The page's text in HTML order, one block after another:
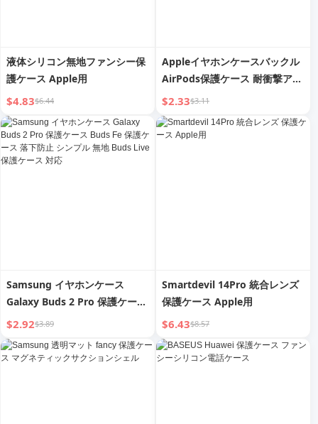
液体シリコン無地ファンシー保
護ケース Apple用
$4.83$6.44
Appleイヤホンケースバックル
AirPods保護ケース 耐衝撃アー
マー 第1/2世代イヤホンケース
ソフトケース 適用
$2.33$3.11
Samsung イヤホンケース
Galaxy Buds 2 Pro 保護ケース
Buds Fe 保護ケース 落下防止
シンプル 無地 Buds Live 保護
ケース 対応
$2.92$3.89
Smartdevil 14Pro 統合レンズ
保護ケース Apple用
$6.43$8.57